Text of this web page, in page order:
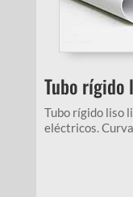
Tubo rígido
Tubo rígido liso
eléctricos.